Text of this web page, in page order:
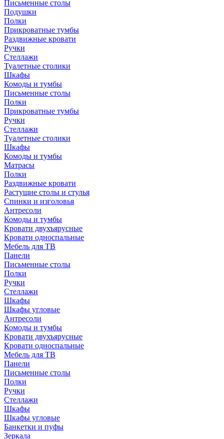
Письменные столы
Подушки
Полки
Прикроватные тумбы
Раздвижные кровати
Ручки
Стеллажи
Туалетные столики
Шкафы
Комоды и тумбы
Письменные столы
Полки
Прикроватные тумбы
Ручки
Стеллажи
Туалетные столики
Шкафы
Комоды и тумбы
Матрасы
Полки
Раздвижные кровати
Растущие столы и стулья
Спинки и изголовья
Антресоли
Комоды и тумбы
Кровати двухъярусные
Кровати односпальные
Мебель для ТВ
Панели
Письменные столы
Полки
Ручки
Стеллажи
Шкафы
Шкафы угловые
Антресоли
Комоды и тумбы
Кровати двухъярусные
Кровати односпальные
Мебель для ТВ
Панели
Письменные столы
Полки
Ручки
Стеллажи
Шкафы
Шкафы угловые
Банкетки и пуфы
Зеркала